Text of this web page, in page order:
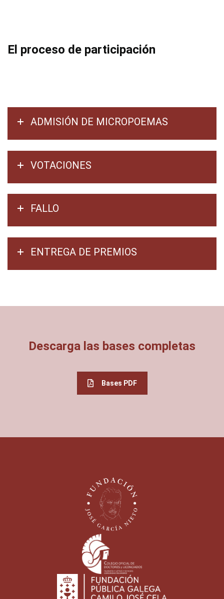
El proceso de participación
ADMISIÓN DE MICROPOEMAS
VOTACIONES
FALLO
ENTREGA DE PREMIOS
Descarga las bases completas
Bases PDF